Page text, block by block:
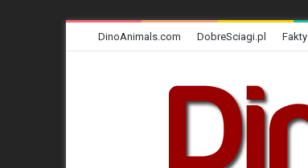
DinoAnimals.com DobreSciagi.pl Fakty